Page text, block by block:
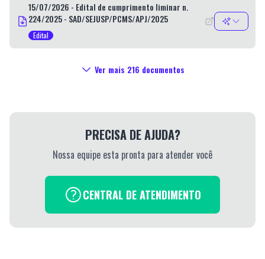
15/07/2026 - Edital de cumprimento liminar n.
224/2025 - SAD/SEJUSP/PCMS/APJ/2025
Edital
Ver mais 216 documentos
PRECISA DE AJUDA?
Nossa equipe esta pronta para atender você
CENTRAL DE ATENDIMENTO